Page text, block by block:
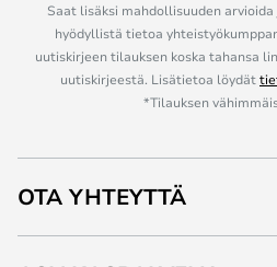
Saat lisäksi mahdollisuuden
hyödyllistä tietoa
uutiskirjeen tilauksen koska tahansa
uutiskirjeestä. Lisätietoa löydät
*Tilauksen
OTA YHTEYTTÄ